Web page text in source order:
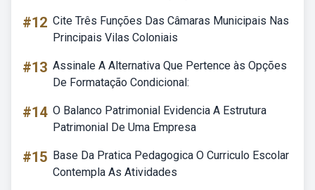
#12 Cite Três Funções Das Câmaras Municipais Nas
Principais Vilas Coloniais
#13 Assinale A Alternativa Que Pertence às Opções
De Formatação Condicional:
#14 O Balanco Patrimonial Evidencia A Estrutura
Patrimonial De Uma Empresa
#15 Base Da Pratica Pedagogica O Curriculo Escolar
Contempla As Atividades